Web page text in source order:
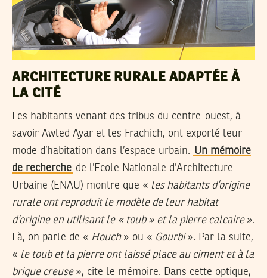
ARCHITECTURE RURALE ADAPTÉE À
LA CITÉ
Les habitants venant des tribus du centre-ouest, à
savoir Awled Ayar et les Frachich, ont exporté leur
mode d’habitation dans l’espace urbain. Un mémoire
de recherche de l’Ecole Nationale d’Architecture
Urbaine (ENAU) montre que « les habitants d’origine
rurale ont reproduit le modèle de leur habitat
d’origine en utilisant le « toub » et la pierre calcaire ».
Là, on parle de « Houch» ou « Gourbi». Par la suite,
« le toub et la pierre ont laissé place au ciment et à la
brique creuse», cite le mémoire. Dans cette optique,